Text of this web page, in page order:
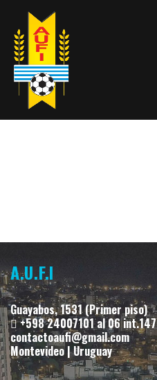
A.U.F.I
Guayabos, 1531 (Primer piso)
+598 24007101 al 06 int.147
contactoaufi@gmail.com
Montevideo | Uruguay